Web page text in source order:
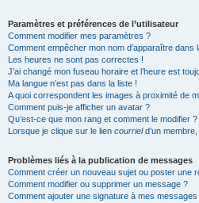
Paramètres et préférences de l’utilisateur
Comment modifier mes paramètres ?
Comment empêcher mon nom d’apparaître
Les heures ne sont pas correctes !
J’ai changé mon fuseau horaire et l’heure est
Ma langue n’est pas dans la liste !
A quoi correspondent les images à proximité de
Comment puis-je afficher un avatar ?
Qu’est-ce que mon rang et comment le modifier ?
Lorsque je clique sur le lien courrield’un
Problèmes liés à la publication de messages
Comment créer un nouveau sujet ou poster une
Comment modifier ou supprimer un message ?
Comment ajouter une signature à mes messages